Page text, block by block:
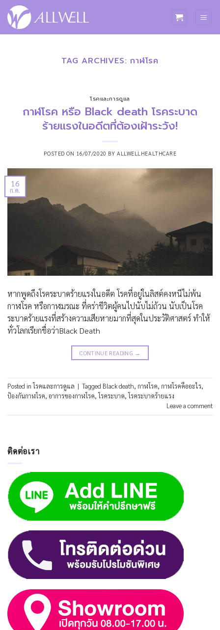
ข้าม
ไป
TAG ARCHIVES:กาฬโรค
โรคและการดูแล
กาฬโรค หรือ Black death โรคระบาด
ร้ายแรงในอดีตที่ต้องเฝ้าระวัง!
POSTED ON 16/07/2020 BY ALLWELLHEALTHCARE
16
ก.ค.
หากพูดถึงโรคระบาดร้ายแรงในอดีต โรคที่อยู่ในลิสต์คงหนีไม่พ้น
กาฬโรค หรือกาฬมรณะ ที่คร่าชีวิตผู้คนไปนับไม่ถ้วน นับเป็นโรค
ระบาดร้ายแรงที่สร้างความเสียหายมากที่สุดในประวัติศาสตร์ ทำให้
ทั่วโลกเรียกชื่อว่าBlack Death
CONTINUE READING →
Posted inโรคและการดูแล | Tagged Black death, กาฬโรค, กาฬโรคคืออะไร,
ป้องกันกาฬโรค, อาการของกาฬโรค,โรคระบาด,โรคระบาดร้ายแรง
Leave a comment
ติดต่อเรา